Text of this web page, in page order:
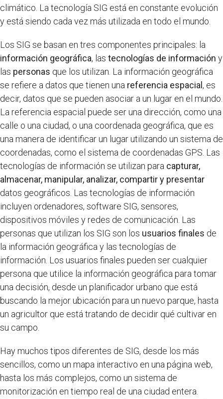
climático. La tecnología SIG está en constante evolución
y está siendo cada vez más utilizada en todo el mundo.
Los SIG se basan en tres componentes principales: la
información geográfica, las tecnologías de información y
las personas que los utilizan. La información geográfica
se refiere a datos que tienen una referencia espacial , es
decir, datos que se pueden asociar a un lugar en el mundo.
La referencia espacial puede ser una dirección, como una
calle o una ciudad, o una coordenada geográfica, que es
una manera de identificar un lugar utilizando un sistema de
coordenadas, como el sistema de coordenadas GPS. Las
tecnologías de información se utilizan para capturar,
almacenar, manipular, analizar, compartir y presentar
datos geográficos. Las tecnologías de información
incluyen ordenadores, software SIG, sensores,
dispositivos móviles y redes de comunicación. Las
personas que utilizan los SIG son los usuarios finales de
la información geográfica y las tecnologías de
información. Los usuarios finales pueden ser cualquier
persona que utilice la información geográfica para tomar
una decisión, desde un planificador urbano que está
buscando la mejor ubicación para un nuevo parque, hasta
un agricultor que está tratando de decidir qué cultivar en
su campo.
Hay muchos tipos diferentes de SIG, desde los más
sencillos, como un mapa interactivo en una página web,
hasta los más complejos, como un sistema de
monitorización en tiempo real de una ciudad entera.